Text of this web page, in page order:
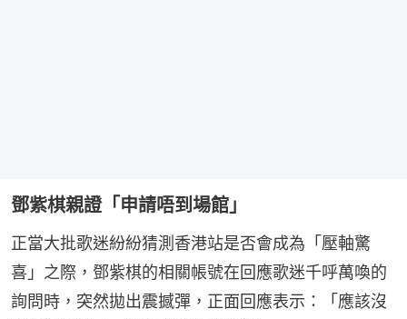
鄧紫棋親證「申請唔到場館」
正當大批歌迷紛紛猜測香港站是否會成為「壓軸驚
喜」之際，鄧紫棋的相關帳號在回應歌迷千呼萬喚的
詢問時，突然拋出震撼彈，正面回應表示：「應該沒